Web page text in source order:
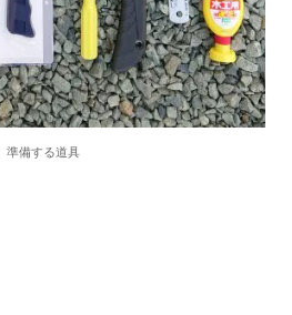
準備する道具